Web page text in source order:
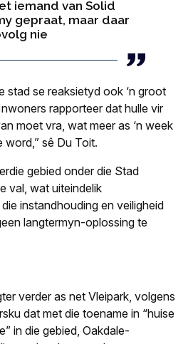
iemand van Solid
gepraat, maar daar
nie
stad se reaksietyd ook ‘n groot
rapporteer dat hulle vir
moet vra, wat meer as ‘n week
sê Du Toit.
gebied onder die Stad
val, wat uiteindelik
instandhouding en veiligheid
langtermyn-oplossing te
verder as net Vleipark, volgens
dat met die toename in “huise
in die gebied, Oakdale-